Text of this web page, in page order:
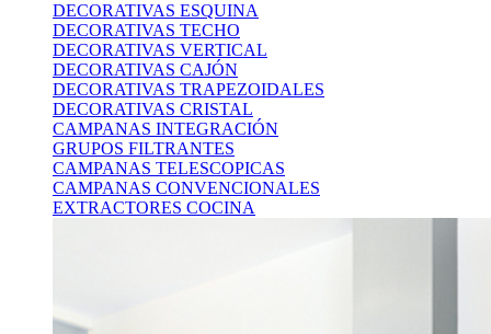
DECORATIVAS ESQUINA
DECORATIVAS TECHO
DECORATIVAS VERTICAL
DECORATIVAS CAJÓN
DECORATIVAS TRAPEZOIDALES
DECORATIVAS CRISTAL
CAMPANAS INTEGRACIÓN
GRUPOS FILTRANTES
CAMPANAS TELESCOPICAS
CAMPANAS CONVENCIONALES
EXTRACTORES COCINA